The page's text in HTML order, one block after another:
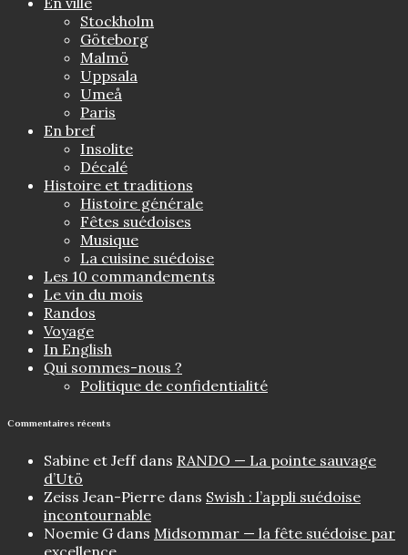
Stockholm
Göteborg
Malmö
Uppsala
Umeå
Paris
En bref
Insolite
Décalé
Histoire et traditions
Histoire générale
Fêtes suédoises
Musique
La cuisine suédoise
Les 10 commandements
Le vin du mois
Randos
Voyage
In English
Qui sommes-nous ?
Politique de confidentialité
Commentaires récents
Sabine et Jeffdans RANDO — La pointe sauvage
d’Utö
Zeiss Jean-Pierre dans Swish : l’appli suédoise
incontournable
Noemie G dans Midsommar — la fête suédoise par
excellence